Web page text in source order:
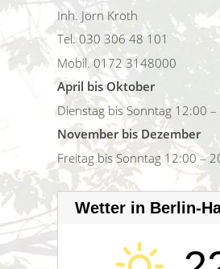
Inh. Jörn Kroth
Tel. 030 306 48 101
Mobil. 0172 3148000
April bis Oktober
Dienstag bis Sonntag 12:00
November bis Dezember
Freitag bis Sonntag 12:00 –
Wetter in Berlin-